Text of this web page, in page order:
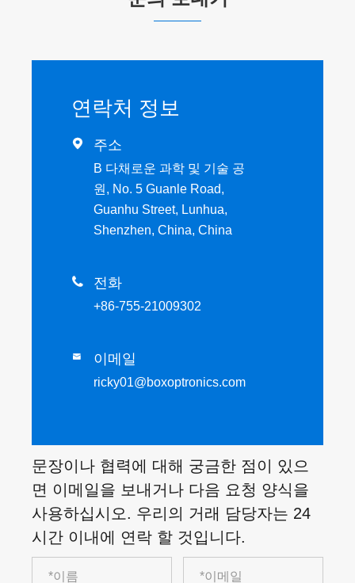
연락처 정보
 주소
B 다채로운 과학 및 기술 공
원, No. 5 Guanle Road,
Guanhu Street, Lunhua,
Shenzhen, China, China
 전화
+86-755-21009302
 이메일
ricky01@boxoptronics.com
문장이나 협력에 대해 궁금한 점이 있으
면 이메일을 보내거나 다음 요청 양식을
사용하십시오. 우리의 거래 담당자는 24
시간 이내에 연락 할 것입니다.